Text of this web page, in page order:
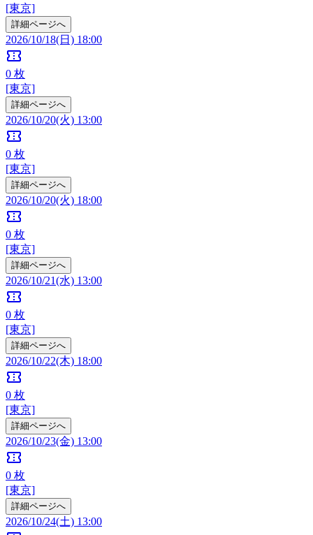
[東京]
詳細ページへ
2026/10/18(日) 18:00
confirmation_number
0 枚
[東京]
詳細ページへ
2026/10/20(火) 13:00
confirmation_number
0 枚
[東京]
詳細ページへ
2026/10/20(火) 18:00
confirmation_number
0 枚
[東京]
詳細ページへ
2026/10/21(水) 13:00
confirmation_number
0 枚
[東京]
詳細ページへ
2026/10/22(木) 18:00
confirmation_number
0 枚
[東京]
詳細ページへ
2026/10/23(金) 13:00
confirmation_number
0 枚
[東京]
詳細ページへ
2026/10/24(土) 13:00